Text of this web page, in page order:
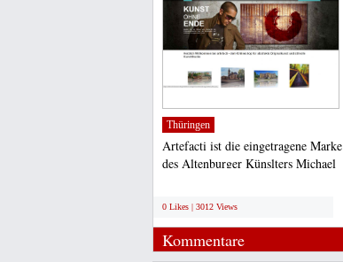
Thüringen
Artefacti ist die eingetragene Marke
des Altenburger Künslters Michael
0 Likes | 3012 Views
Kommentare